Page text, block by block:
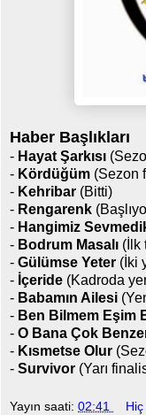
Haber Başlıkları
- Hayat Şarkısı
- Kördüğüm (Sezon
- Kehribar (Bitti)
- Rengarenk
- Hangimiz
- Bodrum Masalı (İlk
- Gülümse Yeter (İki
- İçeride (Kadroda
- Babamın Ailesi
- Ben Bilmem Eşim
- O Bana Çok
- Kısmetse Olur
- Survivor (Yarı
Yayın saati: 02:41